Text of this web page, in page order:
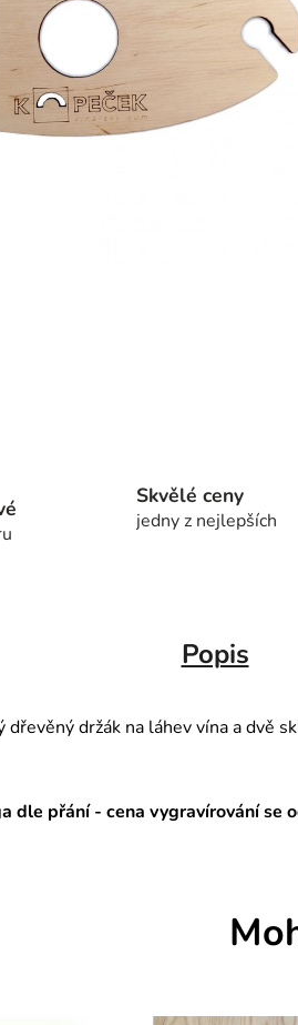
Skvělé ceny
jedny z nejlepších
Popis
dřevěný držák na láhev vínaa dvě
dle přání - cena vygravírování